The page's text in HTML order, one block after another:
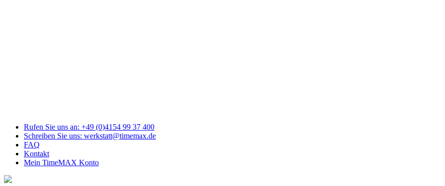
Rufen Sie uns an: +49 (0)4154 99 37 400
Schreiben Sie uns: werkstatt@timemax.de
FAQ
Kontakt
Mein TimeMAX Konto